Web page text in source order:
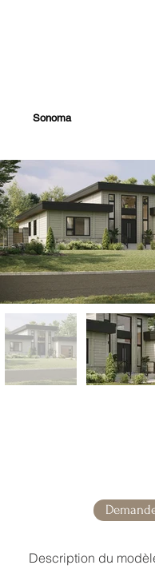
Sonoma
Description du